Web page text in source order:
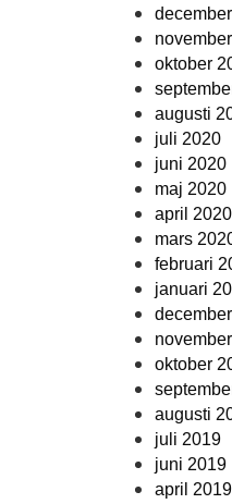
oktober
augusti
juli 2020
juni 2020
maj 2020
april 2020
mars
februari
januari
oktober
augusti
juli 2019
juni 2019
april 2019